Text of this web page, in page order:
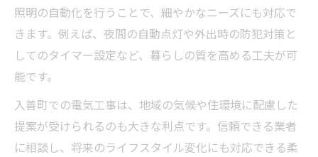
照明の自動化を行うことで、細やかなニーズにも対応で
きます。例えば、夜間の自動点灯や外出時の防犯対策と
してのタイマー設定など、暮らしの質を高める工夫が可
能です。
入善町での電気工事は、地域の気候や住環境に配慮した
提案が受けられるのも大きな利点です。信頼できる業者
に相談し、将来のライフスタイル変化にも対応できる柔